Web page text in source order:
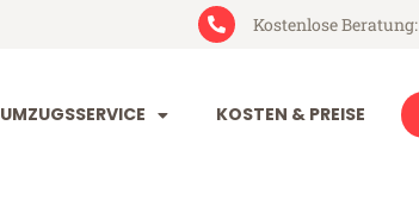
Kostenlose Beratung:
UMZUGSSERVICE KOSTEN & PREISE